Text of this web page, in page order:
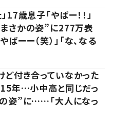
17歳息子「やばー！！」
さかの姿”に277万表
ばーー（笑）」「な、なる
ど付き合っていなかった
15年…小中高と同じだっ
姿”に……「大人になっ